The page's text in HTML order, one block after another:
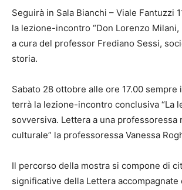
Seguirà in Sala Bianchi – Viale Fantuzzi
la lezione-incontro “Don Lorenzo Milani,
a cura del professor Frediano Sessi,
storia.
Sabato 28 ottobre alle ore 17.00 sempre
terrà la lezione-incontro conclusiva “La
sovversiva. Lettera a una professoressa
culturale” la professoressa Vanessa
Il percorso della mostra si compone di
significative della Lettera accompagnate